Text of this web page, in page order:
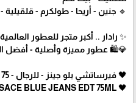
🔹 جنين - أريحا - طولكرم - قلقيلية -
✨ رادار .. أكبر متجر للعطور
💎🛍️ عطور مميزة وأصلية - أفضل
🖤 فيرساتشي بلو جينز - للرجال - 75 مل (تستر)
🖤 TESTER VERSACE BLUE JEANS EDT 75ML